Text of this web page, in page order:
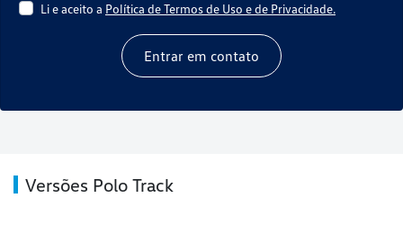
Li e aceito a Política de Termos de Uso e de Privacidade.
Entrar em contato
Versões Polo Track